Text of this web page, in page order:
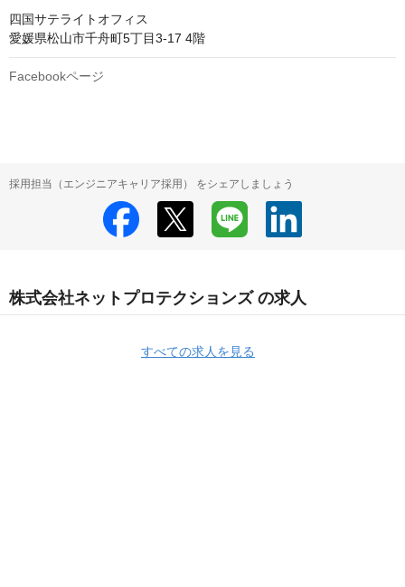
四国サテライトオフィス
愛媛県松山市千舟町5丁目3-17 4階
Facebookページ
採用担当（エンジニアキャリア採用） をシェアしましょう
株式会社ネットプロテクションズ の求人
すべての求人を見る